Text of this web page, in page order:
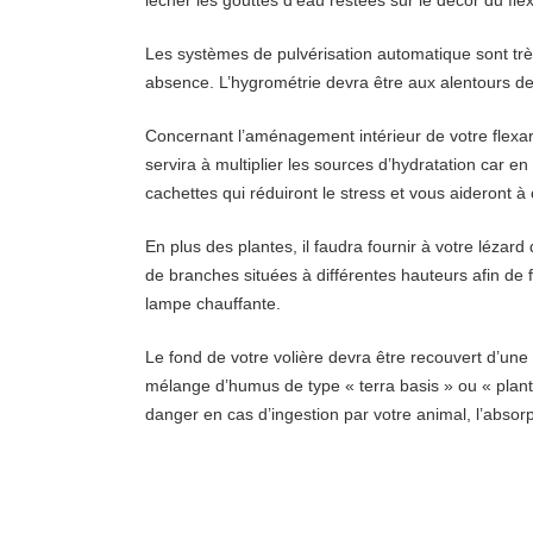
Les systèmes de pulvérisation automatique sont
absence. L’hygrométrie devra être aux alentours
Concernant l’aménagement intérieur de votre
servira à multiplier les sources d’hydratation car
cachettes qui réduiront le stress et vous aideront
En plus des plantes, il faudra fournir à votre
de branches situées à différentes hauteurs afin de
lampe chauffante.
Le fond de votre volière devra être recouvert
mélange d’humus de type « terra basis » ou «
danger en cas d’ingestion par votre animal,